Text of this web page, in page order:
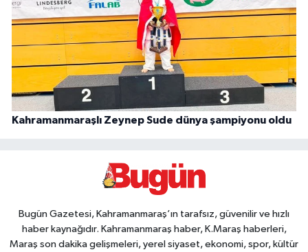
Kahramanmaraşlı Zeynep Sude dünya şampiyonu oldu
Bugün Gazetesi, Kahramanmaraş’ın tarafsız, güvenilir ve hızlı
haber kaynağıdır. Kahramanmaraş haber, K.Maraş haberleri,
Maraş son dakika gelişmeleri, yerel siyaset, ekonomi, spor, kültür